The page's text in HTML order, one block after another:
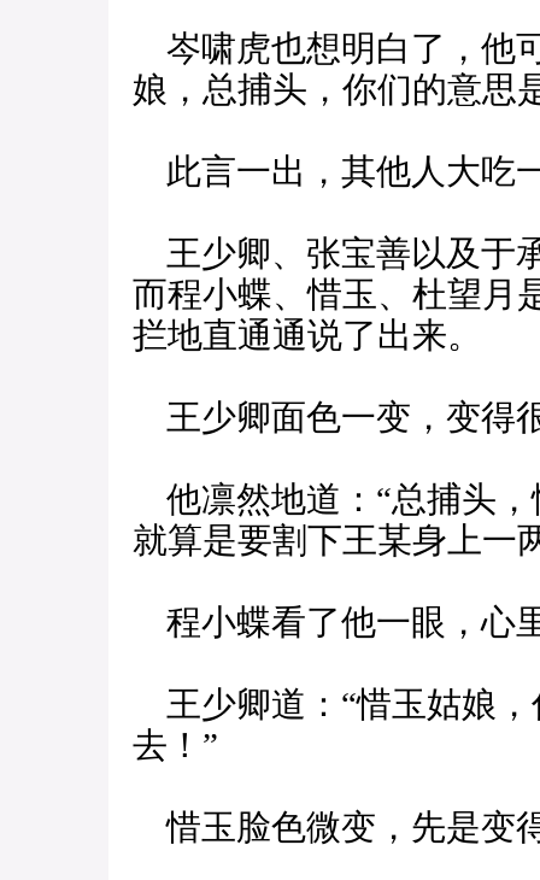
岑啸虎也想明白了，他
娘，总捕头，你们的意思
此言一出，其他人大吃
王少卿、张宝善以及于
而程小蝶、惜玉、杜望月
拦地直通通说了出来。
王少卿面色一变，变得
他凛然地道：“总捕头
就算是要割下王某身上一
程小蝶看了他一眼，心
王少卿道：“惜玉姑娘
去！”
惜玉脸色微变，先是变